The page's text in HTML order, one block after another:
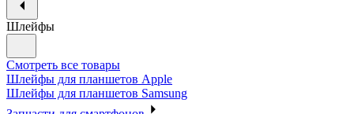
Шлейфы
Смотреть все товары
Шлейфы для планшетов Apple
Шлейфы для планшетов Samsung